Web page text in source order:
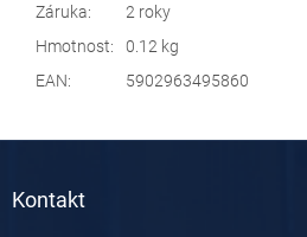
Záruka:
2 roky
Hmotnost:
0.12 kg
EAN: 5902963495860
Kontakt